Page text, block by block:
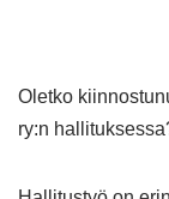
Oletko
ry:n